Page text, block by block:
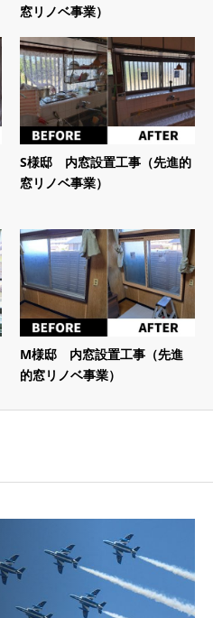
窓リノベ事業）
S様邸 内窓設置工事（先進的
窓リノベ事業）
M様邸 内窓設置工事（先進
的窓リノベ事業）